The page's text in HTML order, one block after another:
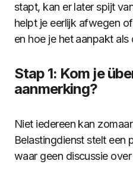
stapt, kan er later spijt
helpt je eerlijk afwegen
en hoe je het aanpakt als
Stap 1: Kom je
aanmerking?
Niet iedereen kan
Belastingdienst stelt een
waar geen discussie